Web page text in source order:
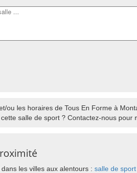
ou les horaires de Tous En Forme à
salle de sport ? Contactez-nous pour
les villes aux alentours : salle de